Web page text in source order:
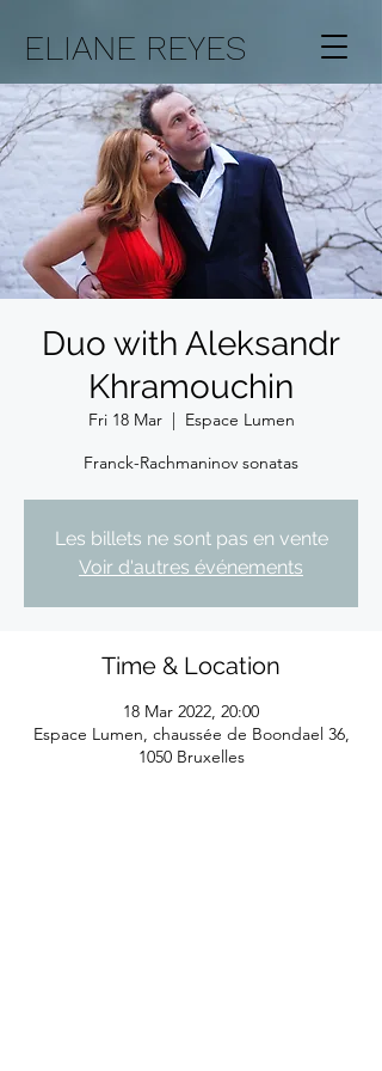
ELIANE REYES
Duo with Aleksandr
Khramouchin
Fri 18 Mar
  |
Espace Lumen
Franck-Rachmaninov sonatas
Les billets ne sont pas en vente
Voir d'autres événements
Time & Location
18 Mar 2022, 20:00
Espace Lumen, chaussée de Boondael 36,
1050 Bruxelles